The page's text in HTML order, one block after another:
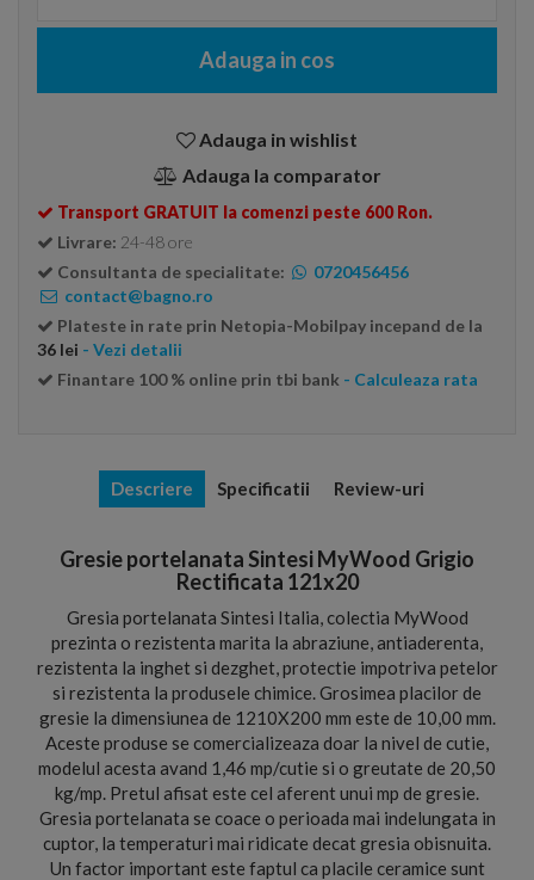
Adauga in cos
Adauga in wishlist
Adauga la comparator
Transport GRATUIT la comenzi peste 600 Ron.
Livrare: 24-48 ore
Consultanta de specialitate:
0720456456
contact@bagno.ro
Plateste in rate prin Netopia-Mobilpay incepand de la
36 lei - Vezi detalii
Finantare 100 % online prin tbi bank - Calculeaza rata
Descriere Specificatii Review-uri
Gresie portelanata Sintesi MyWood Grigio
Rectificata 121x20
Gresia portelanata Sintesi Italia, colectia MyWood
prezinta o rezistenta marita la abraziune, antiaderenta,
rezistenta la inghet si dezghet, protectie impotriva petelor
si rezistenta la produsele chimice. Grosimea placilor de
gresie la dimensiunea de 1210X200 mm este de 10,00 mm.
Aceste produse se comercializeaza doar la nivel de cutie,
modelul acesta avand 1,46 mp/cutie si o greutate de 20,50
kg/mp. Pretul afisat este cel aferent unui mp de gresie.
Gresia portelanata se coace o perioada mai indelungata in
cuptor, la temperaturi mai ridicate decat gresia obisnuita.
Un factor important este faptul ca placile ceramice sunt